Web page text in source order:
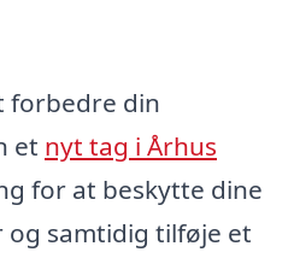
forbedre din
et nyt tag i Århus
for at beskytte dine
samtidig tilføje et